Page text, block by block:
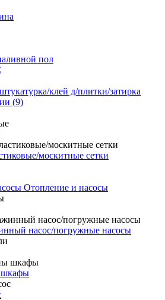
пол
клей д/плитки/затирка
(9)
москитные сетки
Отопление и насосы
насос/погружные насосы
шкафы